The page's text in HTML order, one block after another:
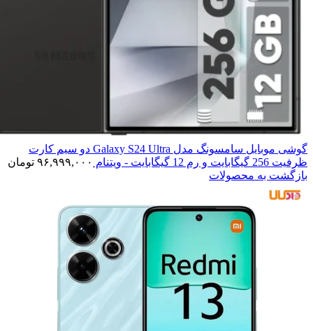
گوشی موبایل سامسونگ مدل Galaxy S24 Ultra دو سیم کارت
ظرفیت 256 گیگابایت و رم 12 گیگابایت - ویتنام
۹۶,۹۹۹,۰۰۰ تومان
بازگشت به محصولات